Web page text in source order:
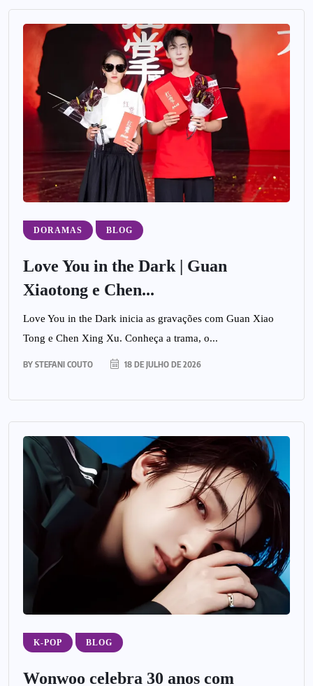
DORAMAS BLOG
Love You in the Dark | Guan
Xiaotong e Chen...
Love You in the Dark inicia as gravações com Guan Xiao
Tong e Chen Xing Xu. Conheça a trama, o...
BY STEFANI COUTO 18 DE JULHO DE 2026
K-POP BLOG
Wonwoo celebra 30 anos com